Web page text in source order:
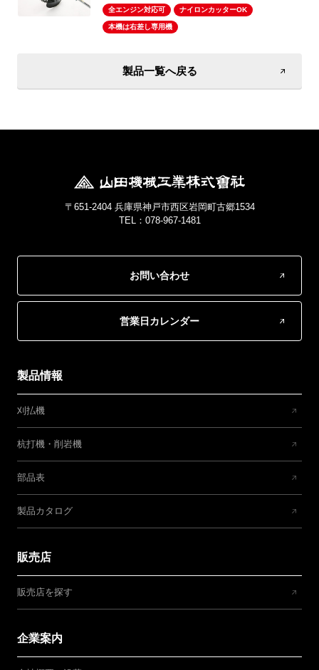
全エンジン対応可 ナイロンカッターOK
本機は右差し専用機
製品一覧へ戻る
〒651-2404 兵庫県神戸市西区岩岡町古郷1534
TEL：078-967-1481
お問い合わせ
営業日カレンダー
製品情報
刈払機
杭打機・削岩機
部品表
製品カタログ
販売店
販売店を探す
企業案内